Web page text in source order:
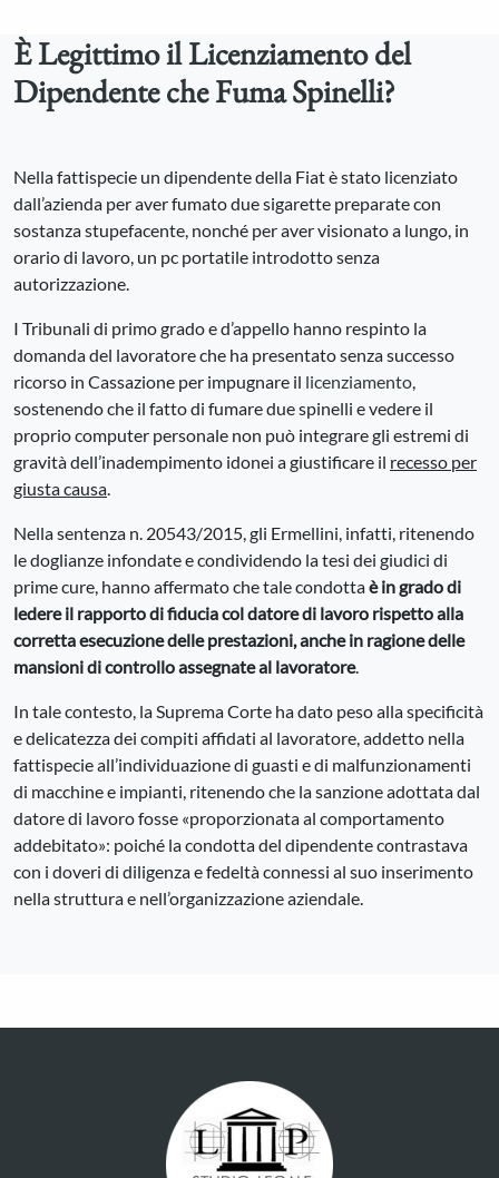
È Legittimo il Licenziamento del
Dipendente che Fuma Spinelli?
Nella fattispecie un dipendente della Fiat è stato licenziato
dall’azienda per aver fumato due sigarette preparate con
sostanza stupefacente, nonché per aver visionato a lungo, in
orario di lavoro, un pc portatile introdotto senza
autorizzazione.
I Tribunali di primo grado e d’appello hanno respinto la
domanda del lavoratore che ha presentato senza successo
ricorso in Cassazione per impugnare il licenziamento,
sostenendo che il fatto di fumare due spinelli e vedere il
proprio computer personale non può integrare gli estremi di
gravità dell’inadempimento idonei a giustificare il recesso per
giusta causa.
Nella sentenza n. 20543/2015, gli Ermellini, infatti, ritenendo
le doglianze infondate e condividendo la tesi dei giudici di
prime cure, hanno affermato che tale condottaè in grado di
ledere il rapporto di fiducia col datore di lavoro rispetto alla
corretta esecuzione delle prestazioni, anche in ragione delle
mansioni di controllo assegnate al lavoratore.
In tale contesto, la Suprema Corte ha dato peso alla specificità
e delicatezza dei compiti affidati al lavoratore, addetto nella
fattispecie all’individuazione di guasti e di malfunzionamenti
di macchine e impianti, ritenendo che la sanzione adottata dal
datore di lavoro fosse «proporzionata al comportamento
addebitato»: poiché la condotta del dipendente contrastava
con i doveri di diligenza e fedeltà connessi al suo inserimento
nella struttura e nell’organizzazione aziendale.